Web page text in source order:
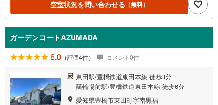
空室状況を問い合わせる （無料）
ガーデンコートAZUMADA
5.0 （評価4件） コメント0件
東田駅/豊橋鉄道東田本線 徒歩3分
競輪場前駅/豊橋鉄道東田本線 徒歩6分
愛知県豊橋市東田町字南黒福